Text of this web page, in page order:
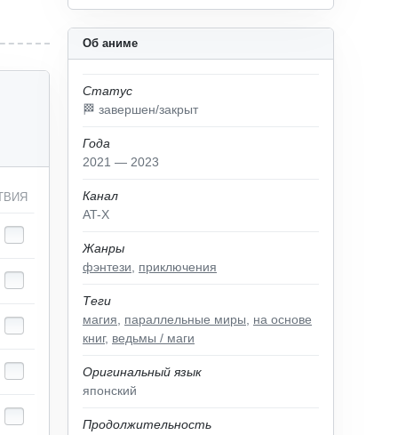
Об аниме
Статус
🏁 завершен/закрыт
Года
2021 — 2023
Канал
AT-X
Жанры
фэнтези
приключения
Теги
магия
параллельные миры
на основе
книг, ведьмы / маги
Оригинальный язык
японский
Продолжительность